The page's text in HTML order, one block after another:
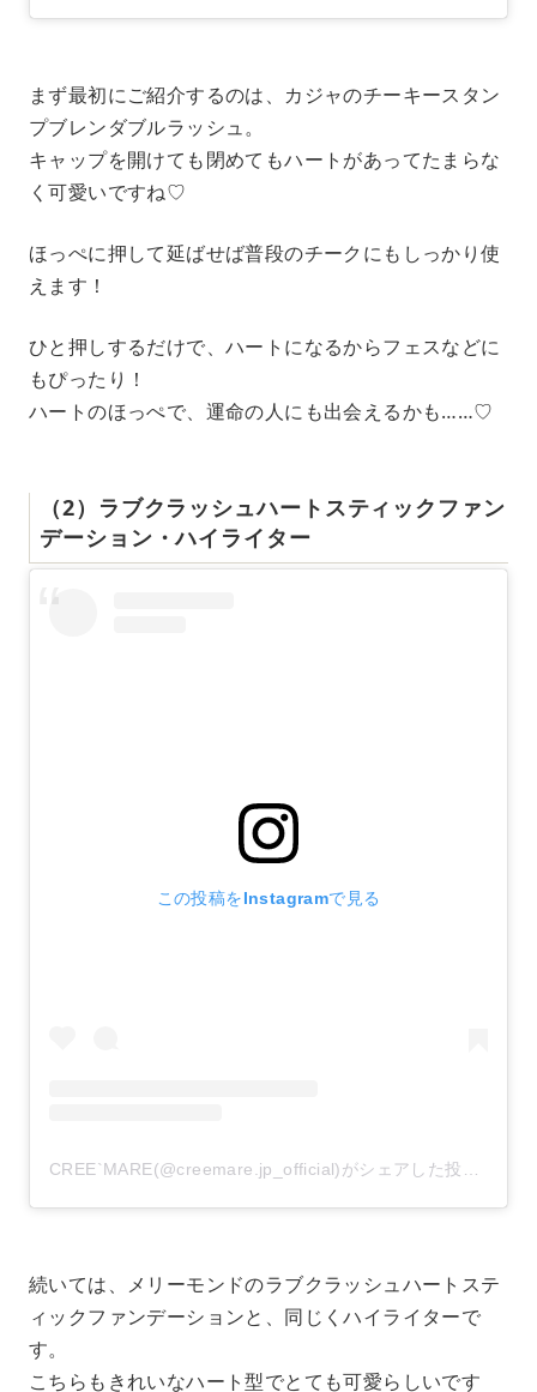
まず最初にご紹介するのは、カジャのチーキースタン
プブレンダブルラッシュ。
キャップを開けても閉めてもハートがあってたまらな
く可愛いですね♡
ほっぺに押して延ばせば普段のチークにもしっかり使
えます！
ひと押しするだけで、ハートになるからフェスなどに
もぴったり！
ハートのほっぺで、運命の人にも出会えるかも……♡
（2）ラブクラッシュハートスティックファン
デーション・ハイライター
この投稿をInstagramで見る
続いては、メリーモンドのラブクラッシュハートステ
ィックファンデーションと、同じくハイライターで
す。
こちらもきれいなハート型でとても可愛らしいです